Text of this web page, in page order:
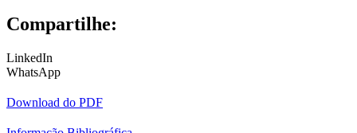
Compartilhe:
LinkedIn
WhatsApp
Download do PDF